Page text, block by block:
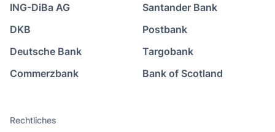
ING-DiBa AG
DKB
Deutsche Bank
Commerzbank
Santander Bank
Postbank
Targobank
Bank of Scotland
Rechtliches